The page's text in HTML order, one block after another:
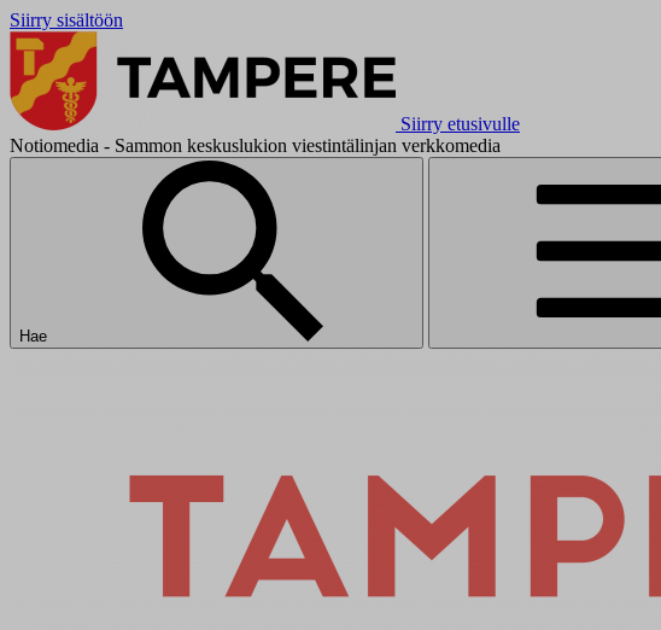
Siirry sisältöön
Siirry etusivulle
Notiomedia - Sammon keskuslukion viestintälinjan verkkomedia
Hae